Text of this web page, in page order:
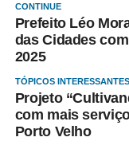
CONTINUE
Prefeito Léo
das Cidades
2025
TÓPICOS INTERESSANTES
Projeto
com mais
Porto Velho